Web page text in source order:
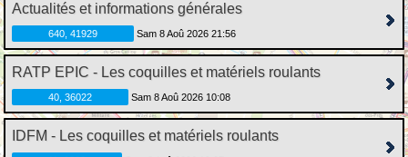
Actualités et informations générales
640, 41929 Sam 8 Aoû 2026 21:56
RATP EPIC - Les coquilles et matériels roulants
40, 36022 Sam 8 Aoû 2026 10:08
IDFM - Les coquilles et matériels roulants